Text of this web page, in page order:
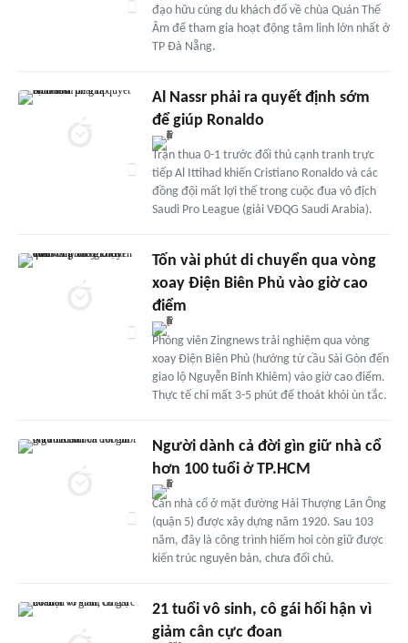
đạo hữu cùng du khách đổ về chùa Quán Thế
Âm để tham gia hoạt động tâm linh lớn nhất ở
TP Đà Nẵng.
Al Nassr phải ra quyết định sớm
để giúp Ronaldo
Trận thua 0-1 trước đối thủ cạnh tranh trực
tiếp Al Ittihad khiến Cristiano Ronaldo và các
đồng đội mất lợi thế trong cuộc đua vô địch
Saudi Pro League (giải VĐQG Saudi Arabia).
Tốn vài phút di chuyển qua vòng
xoay Điện Biên Phủ vào giờ cao
điểm
Phóng viên Zingnews trải nghiệm qua vòng
xoay Điện Biên Phủ (hướng từ cầu Sài Gòn đến
giao lộ Nguyễn Bỉnh Khiêm) vào giờ cao điểm.
Thực tế chỉ mất 3-5 phút để thoát khỏi ùn tắc.
Người dành cả đời gìn giữ nhà cổ
hơn 100 tuổi ở TP.HCM
Căn nhà cổ ở mặt đường Hải Thượng Lãn Ông
(quận 5) được xây dựng năm 1920. Sau 103
năm, đây là công trình hiếm hoi còn giữ được
kiến trúc nguyên bản, chưa đổi chủ.
21 tuổi vô sinh, cô gái hối hận vì
giảm cân cực đoan